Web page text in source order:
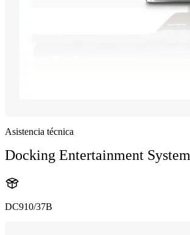
Asistencia técnica
Docking Entertainment System
DC910/37B